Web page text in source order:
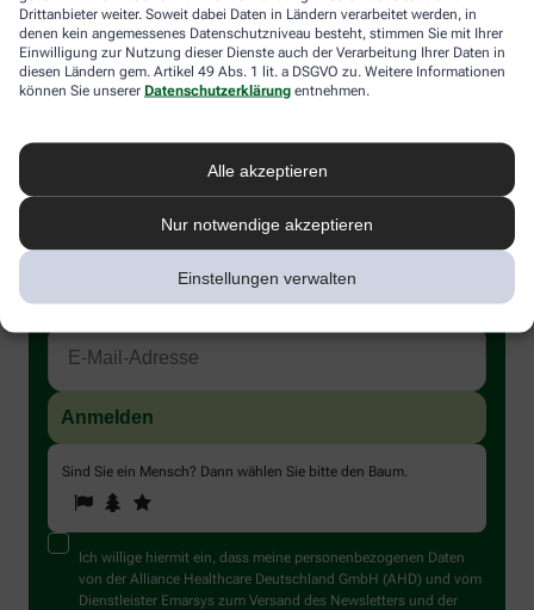
Drittanbieter weiter. Soweit dabei Daten in Ländern verarbeitet werden, in
denen kein angemessenes Datenschutzniveau besteht, stimmen Sie mit Ihrer
Einwilligung zur Nutzung dieser Dienste auch der Verarbeitung Ihrer Daten in
diesen Ländern gem. Artikel 49 Abs. 1 lit. a DSGVO zu. Weitere Informationen
können Sie unserer Datenschutzerklärung entnehmen.
Alle akzeptieren
Nur notwendige akzeptieren
Einstellungen verwalten
Sprays. Am besten lassen Sie sich in der Apotheke beraten.
Angaben zur richtigen Anwendung und Dosierung können Sie in
der jeweiligen Packungsbeilage nachlesen.
Immer auf dem Laufenden bleiben –
melden Sie sich an.
Sind Sie ein Mensch? Dann wählen Sie bitte den Baum.
Sind
Sie
ein
Mensch?
Dann
wählen
1 2
Ich willige hiermit ein, dass meine personenbezogenen Daten
von der Alliance Healthcare Deutschland GmbH (AHD) und vom
Dienstleister Emarsys zum Versand des Newsletters und der